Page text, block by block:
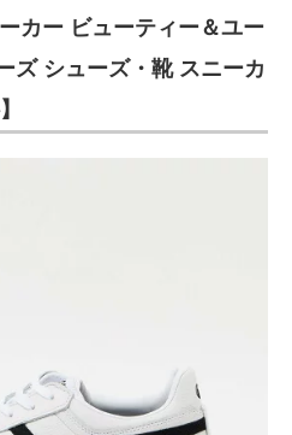
カー ビューティー＆ユー
シューズ・靴 スニーカ